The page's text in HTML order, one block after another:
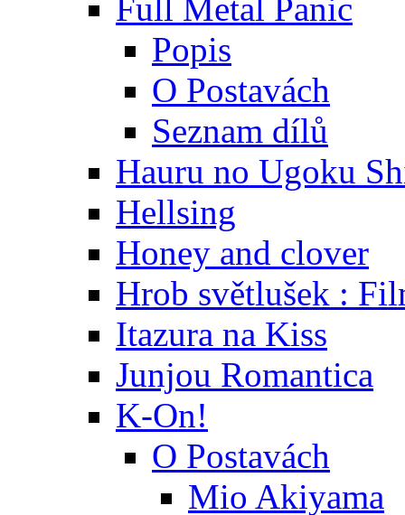
Full Metal Panic
Popis
O Postavách
Seznam dílů
Hauru no Ugoku
Hellsing
Honey and clover
Hrob světlušek :
Itazura na Kiss
Junjou Romantica
K-On!
O Postavách
Mio Akiyama